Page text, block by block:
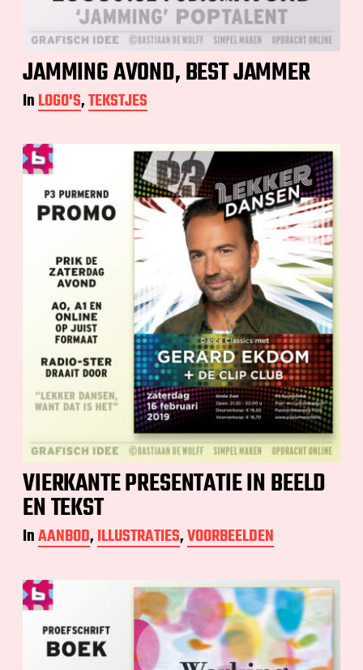
JAMMING AVOND, BEST JAMMER
InLOGO'S,TEKSTJES
VIERKANTE PRESENTATIE IN BEELD
EN TEKST
InAANBOD,ILLUSTRATIES,VOORBEELDEN